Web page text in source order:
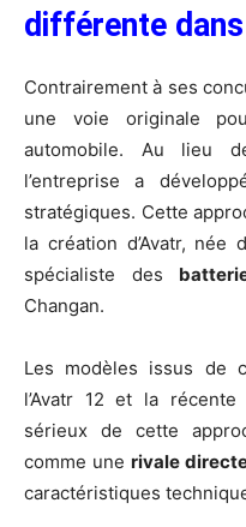
différente
Contrairement à ses
une voie originale
automobile. Au lieu
l’entreprise a
stratégiques. Cette
la création d’Avatr, née
spécialiste des
Changan.
Les modèles issus de
l’Avatr 12 et la
sérieux de cette
comme unerivale
caractéristiques